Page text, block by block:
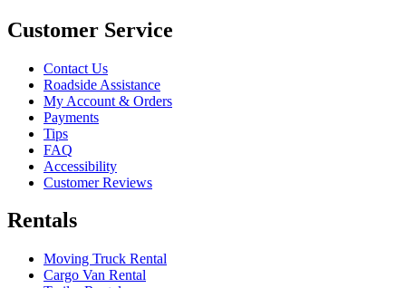
Customer Service
Contact Us
Roadside Assistance
My Account & Orders
Payments
Tips
FAQ
Accessibility
Customer Reviews
Rentals
Moving Truck Rental
Cargo Van Rental